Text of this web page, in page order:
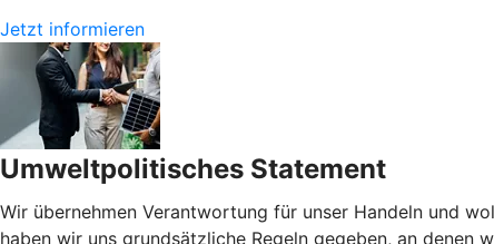
Jetzt informieren
Umweltpolitisches Statement
Wir übernehmen Verantwortung für unser Handeln und
haben wir uns grundsätzliche Regeln gegeben, an denen